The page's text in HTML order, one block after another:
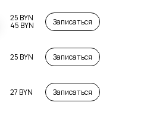
25 BYN
45 BYN Записаться
25 BYN Записаться
27 BYN Записаться